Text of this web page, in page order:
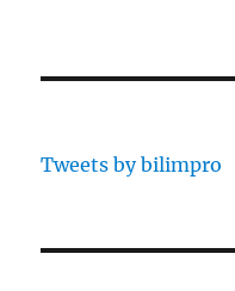
Tweets by bilimpro